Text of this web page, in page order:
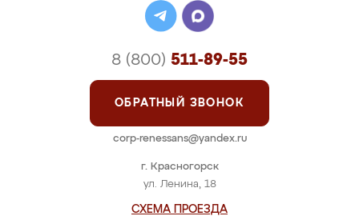
г. Красногорск
ул. Ленина, 18
СХЕМА ПРОЕЗДА
8 (800) 511-89-55
ОБРАТНЫЙ ЗВОНОК
corp-renessans@yandex.ru